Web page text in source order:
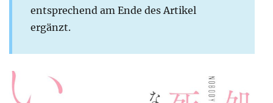
entsprechend am Ende des Artikel
ergänzt.